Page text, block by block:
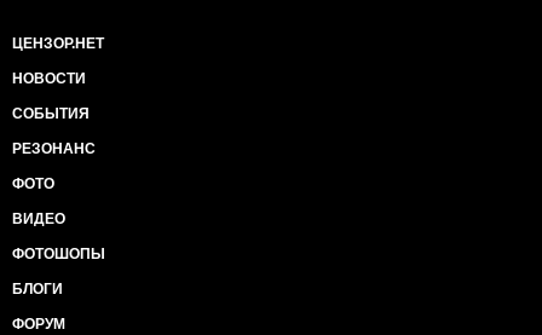
ЦЕНЗОР.НЕТ
НОВОСТИ
СОБЫТИЯ
РЕЗОНАНС
ФОТО
ВИДЕО
ФОТОШОПЫ
БЛОГИ
ФОРУМ